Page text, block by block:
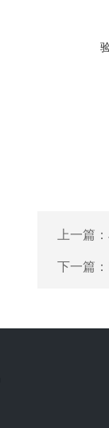
上一篇：
下一篇：